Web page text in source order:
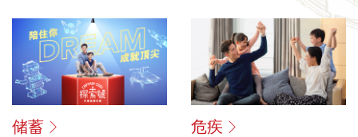
储蓄 危疾